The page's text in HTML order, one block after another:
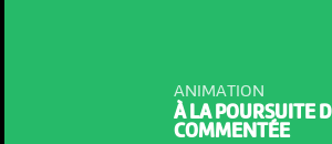
ANIMATION
À LA POURSUITE
COMMENTÉE